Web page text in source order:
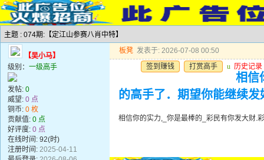
主题 : 074期:【定江山参赛八肖中特】
【吴小马】
级别： 一级高手
发帖: 0
威望: 0 点
铜币: 0 枚
贡献值: 0 点
好评度: 0 点
在线时间: 92(时)
注册时间: 2025-04-11
板凳 发表于: 2026-07-08 00:50
签到赚钱
打赏高手 u 历史记录
相信
的高手了．期望你能继续发
相信你的实力,_你是最棒的_彩民有你发大财.